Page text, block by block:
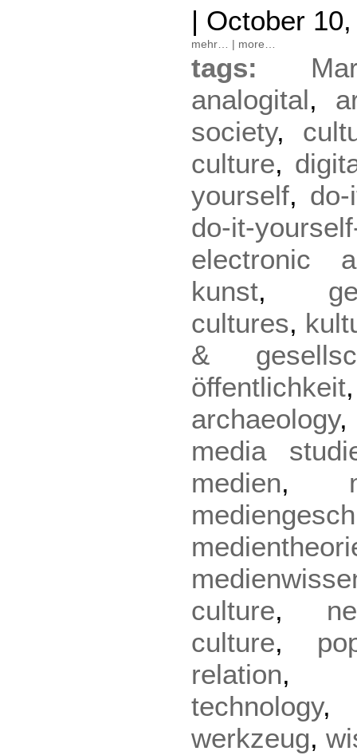
| October 10,
mehr… | more…
tags:
analogital,
society,
culture,
yourself,
do-it-
electronic
kunst,
cultures,
&
öffentlichkeit
archaeology
media
medien,
culture,
culture,
relation
technology
werkzeug,